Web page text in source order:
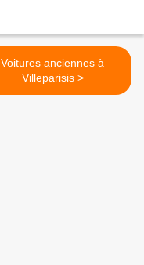
Voitures anciennes à
Villeparisis >